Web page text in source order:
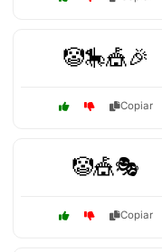
🤡🎠🎪🎉
Copiar
🤡🎪🎭
Copiar